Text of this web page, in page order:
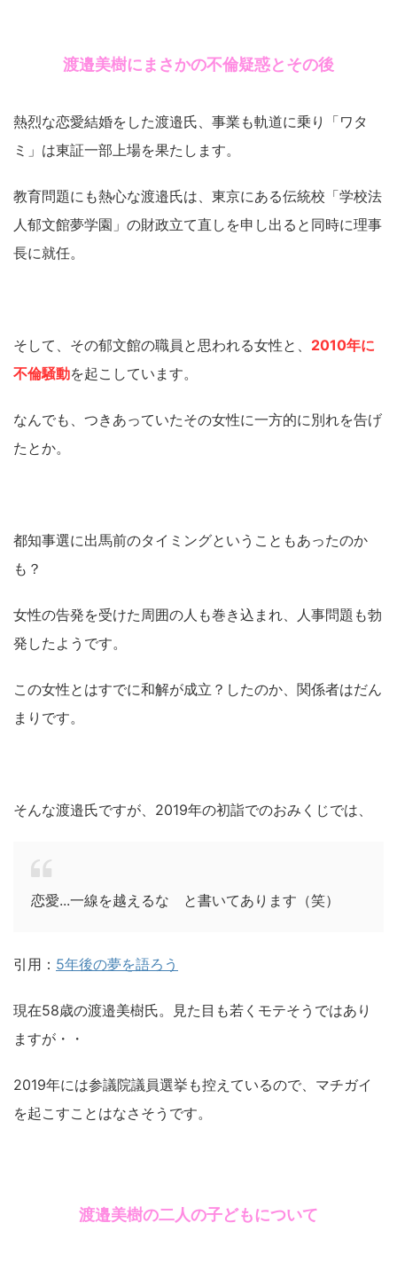
渡邉美樹にまさかの不倫疑惑とその後
熱烈な恋愛結婚をした渡邉氏、事業も軌道に乗り「ワタ
ミ」は東証一部上場を果たします。
教育問題にも熱心な渡邉氏は、東京にある伝統校「学校法
人郁文館夢学園」の財政立て直しを申し出ると同時に理事
長に就任。
そして、その郁文館の職員と思われる女性と、 2010年に
不倫騒動を起こしています。
なんでも、つきあっていたその女性に一方的に別れを告げ
たとか。
都知事選に出馬前のタイミングということもあったのか
も？
女性の告発を受けた周囲の人も巻き込まれ、人事問題も勃
発したようです。
この女性とはすでに和解が成立？したのか、関係者はだん
まりです。
そんな渡邉氏ですが、2019年の初詣でのおみくじでは、
恋愛...一線を越えるな と書いてあります（笑）
引用： 5年後の夢を語ろう
現在58歳の渡邉美樹氏。見た目も若くモテそうではあり
ますが・・
2019年には参議院議員選挙も控えているので、マチガイ
を起こすことはなさそうです。
渡邉美樹の二人の子どもについて